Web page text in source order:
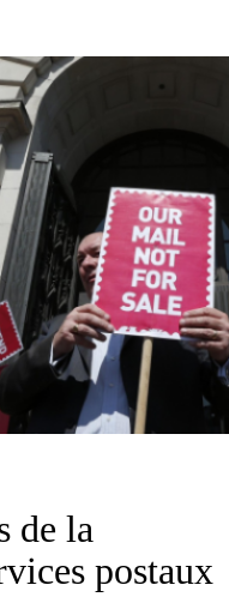
de la
postaux